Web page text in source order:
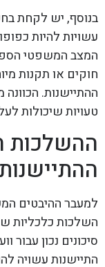
בנוסף, יש לקחת
עשויות להיות
המצב המשפטי
חוקים או תקנות
ההתיישנות.
טעויות שיכולות
ההשלכות
ההתיישנות
למעבר ההיבטים
השלכות כלכליות
סיכונים נכון
התיישנות עשויה